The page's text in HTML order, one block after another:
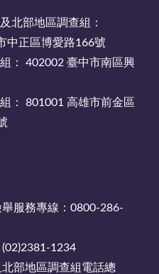
北部地區調查組：
中正區博愛路166號
： 402002 臺中市南區興
： 801001 高雄市前金區
服務專線：0800-286-
1234
部地區調查組電話總